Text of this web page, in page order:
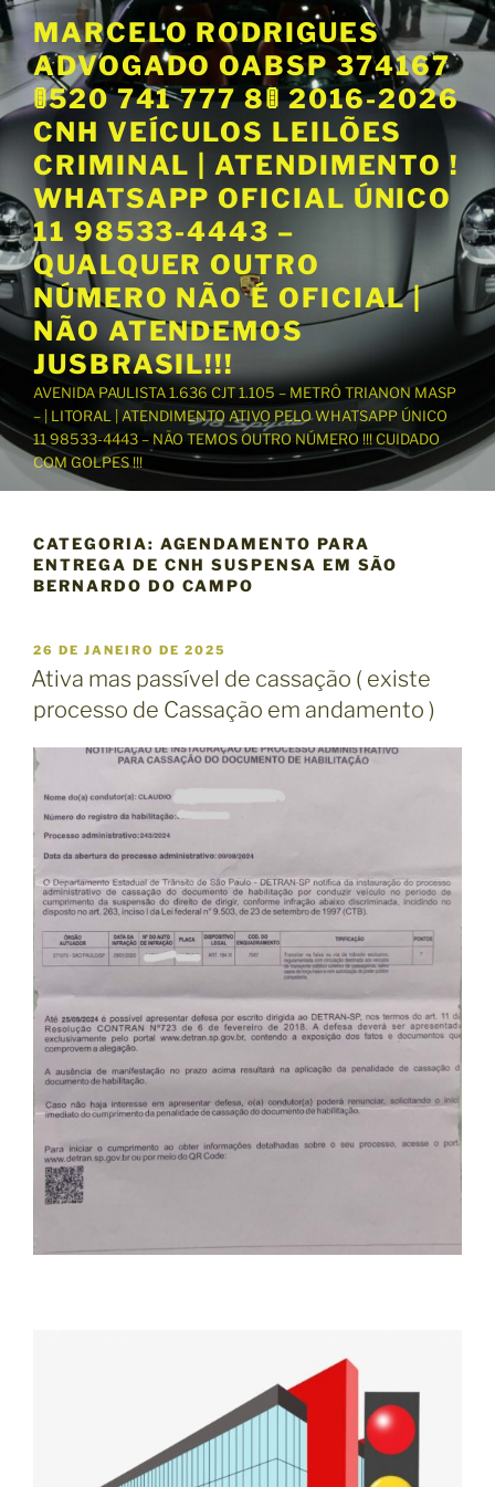
P
u
a
r
r
a
o
c
o
n
t
ú
d
MARCELO RODRIGUES
ADVOGADO OABSP 374167
🚦520 741 777 8🚦 2016-2026
CNH VEÍCULOS LEILÕES
CRIMINAL | ATENDIMENTO !
WHATSAPP OFICIAL ÚNICO
11 98533-4443 –
QUALQUER OUTRO
NÚMERO NÃO É OFICIAL |
NÃO ATENDEMOS
JUSBRASIL!!!
AVENIDA PAULISTA 1.636 CJT 1.105 – METRÔ TRIANON MASP
– | LITORAL | ATENDIMENTO ATIVO PELO WHATSAPP ÚNICO
11 98533-4443 – NÃO TEMOS OUTRO NÚMERO !!! CUIDADO
COM GOLPES !!!
CATEGORIA: AGENDAMENTO PARA
ENTREGA DE CNH SUSPENSA EM SÃO
BERNARDO DO CAMPO
P
U
B
L
C
A
26 DE JANEIRO DE 2025
Ativa mas passível de cassação ( existe
processo de Cassação em andamento )